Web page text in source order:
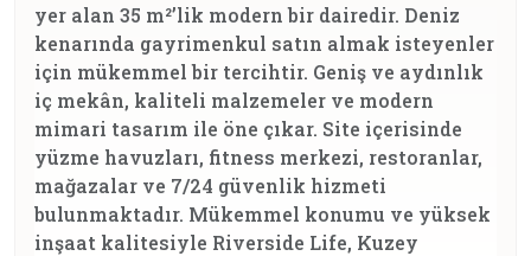
yer alan 35 m²’lik modern bir dairedir. Deniz
kenarında gayrimenkul satın almak isteyenler
için mükemmel bir tercihtir. Geniş ve aydınlık
iç mekân, kaliteli malzemeler ve modern
mimari tasarım ile öne çıkar. Site içerisinde
yüzme havuzları, fitness merkezi, restoranlar,
mağazalar ve 7/24 güvenlik hizmeti
bulunmaktadır. Mükemmel konumu ve yüksek
inşaat kalitesiyle Riverside Life, Kuzey